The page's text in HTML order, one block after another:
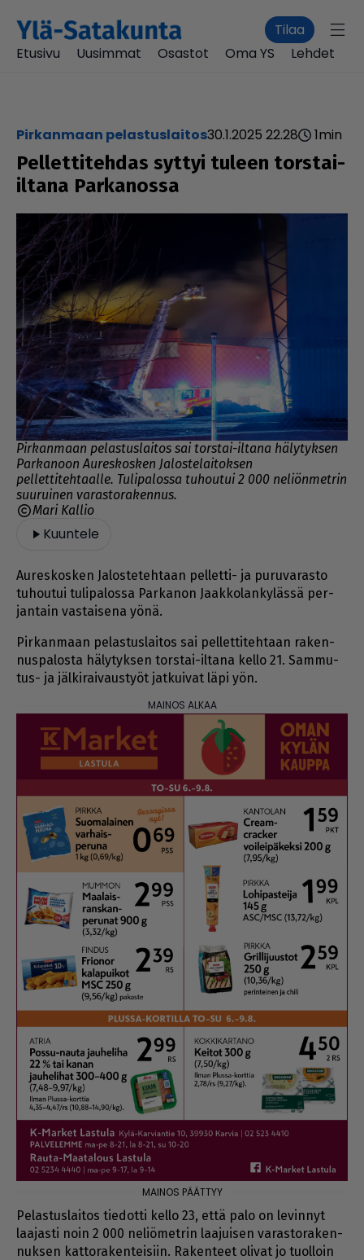
Tilaa
Etusivu
Uusimmat Osastot Oma YS Lehdet
Pirkanmaan pelastuslaitos30.1.2025 22.28 1min
Pellettitehdas syttyi tuleen torstai-
iltana Parkanossa
Pirkanmaan pelastuslaitos sai torstai-iltana hälytyksen
Parkanoon Aureskosken Jalostelaitoksen
pellettitehtaalle. Tulipalossa tuhoutui 2 000 neliönmetrin
suuruinen varastorakennus.
Mari Kallio
Kuuntele
Au­res­kos­ken Ja­los­te­teh­taan pel­let­ti- ja pu­ru­va­ras­to
tu­hou­tui tu­li­pa­los­sa Par­ka­non Jaak­ko­lan­ky­läs­sä per­
jan­tain vas­tai­se­na yö­nä.
Pir­kan­maan pe­las­tus­lai­tos sai pel­let­ti­teh­taan ra­ken­
nus­pa­los­ta hä­ly­tyk­sen tors­tai-il­ta­na kel­lo 21. Sam­mu­
tus- ja jäl­ki­rai­vaus­työt jat­kui­vat läpi yön.
Pe­las­tus­lai­tos tie­dot­ti kel­lo 23, et­tä palo on le­vin­nyt
laa­jas­ti noin 2 000 ne­li­ö­met­rin laa­jui­sen va­ras­to­ra­ken­
nuk­sen kat­to­ra­ken­tei­siin. Ra­ken­teet oli­vat jo tuol­loin